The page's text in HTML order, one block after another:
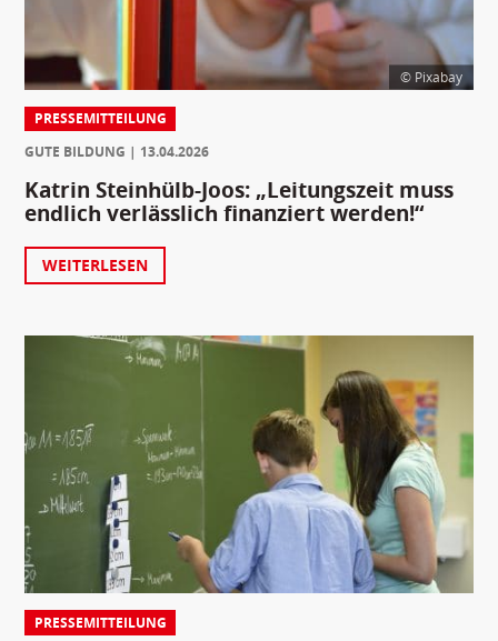
© Pixabay
PRESSEMITTEILUNG
GUTE BILDUNG
13.04.2026
Katrin Steinhülb-Joos: „Leitungszeit muss
endlich verlässlich finanziert werden!“
WEITERLESEN
PRESSEMITTEILUNG